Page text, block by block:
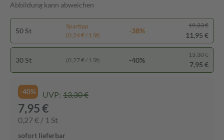
Abbildung kann abweichen
50 St
Spartipp
(0,24 € / 1 St)
-38%
19,33 €
11,95 €
30 St (0,27 € / 1 St) -40%
13,30 €
7,95 €
-40% UVP: 13,30 €
7,95 €
0,27 € / 1 St
sofort lieferbar